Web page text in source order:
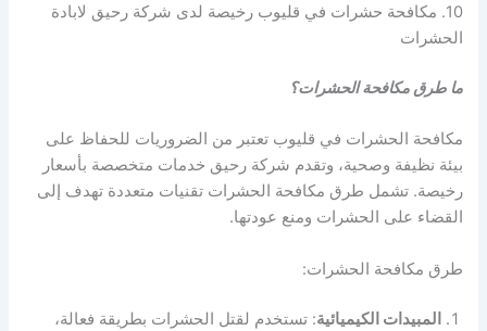
10. مكافحة حشرات في قليوب رخيصة لدى شركة رحيق لابادة
الحشرات
ما طرق مكافحة الحشرات؟
مكافحة الحشرات في قليوب تعتبر من الضروريات للحفاظ على
بيئة نظيفة وصحية، وتقدم شركة رحيق خدمات متخصصة بأسعار
رخيصة. تشمل طرق مكافحة الحشرات تقنيات متعددة تهدف إلى
القضاء على الحشرات ومنع عودتها.
طرق مكافحة الحشرات:
المبيدات الكيميائية: تستخدم لقتل الحشرات بطريقة فعالة،